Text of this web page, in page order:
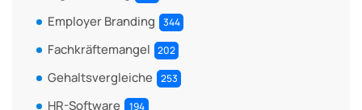
Employer Branding 344
Fachkräftemangel 202
Gehaltsvergleiche 253
HR-Software 194